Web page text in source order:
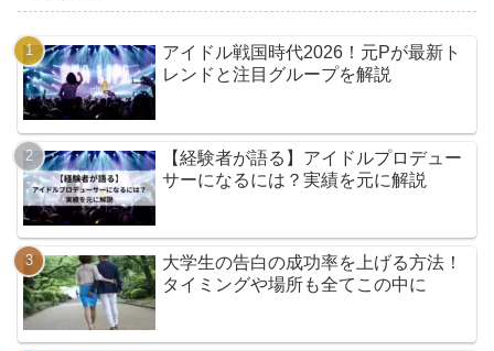
アイドル戦国時代2026！元Pが最新ト
レンドと注目グループを解説
【経験者が語る】アイドルプロデュー
サーになるには？実績を元に解説
大学生の告白の成功率を上げる方法！
タイミングや場所も全てこの中に